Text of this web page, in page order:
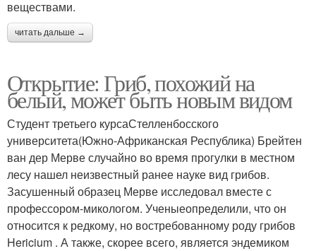
веществами.
читать дальше →
Открытие: Гриб, похожий на
белый, может быть новым видом
Студент третьего курсаСтелленбосского
университета(Южно-Африканская Республика) Брейтен
ван дер Мерве случайно во время прогулки в местном
лесу нашел неизвестный ранее науке вид грибов.
Засушенный образец Мерве исследовал вместе с
профессором-микологом. Ученыеопределили, что он
относится к редкому, но востребованному роду грибов
Hericium . А также, скорее всего, является эндемиком